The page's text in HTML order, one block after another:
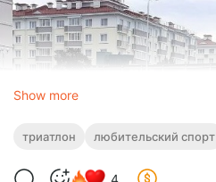
Show more
триатлон любительский спорт
4